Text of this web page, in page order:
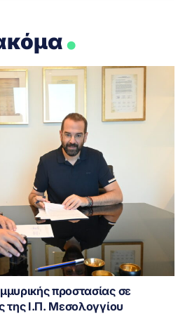
.
προστασίας σε
της Ι.Π. Μεσολογγίου